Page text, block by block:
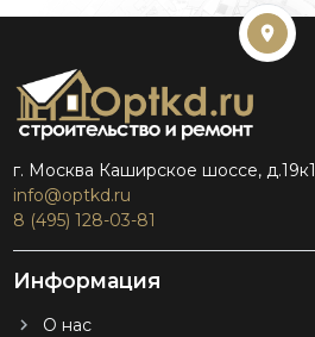
г. Москва Каширское шоссе, д.19к1
info@optkd.ru
8 (495) 128-03-81
Информация
О нас